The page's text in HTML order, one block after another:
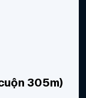
305m)